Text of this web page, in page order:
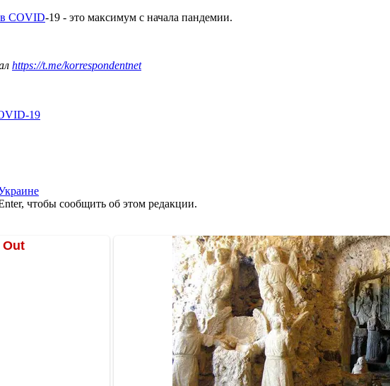
COVID-19 - это максимум с начала пандемии.
https://t.me/korrespondentnet
19
чтобы сообщить об этом редакции.